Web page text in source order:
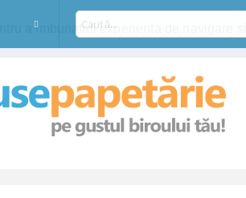
a imbunatati experienta de navigare